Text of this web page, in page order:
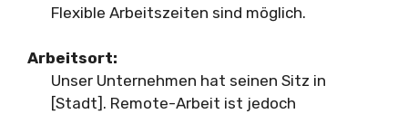
Flexible Arbeitszeiten sind möglich.
Arbeitsort:
Unser Unternehmen hat seinen Sitz in
[Stadt]. Remote-Arbeit ist jedoch